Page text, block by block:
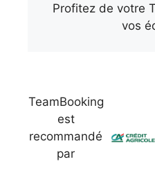
Profitez de votre
vos
TeamBooking
est
recommandé
par